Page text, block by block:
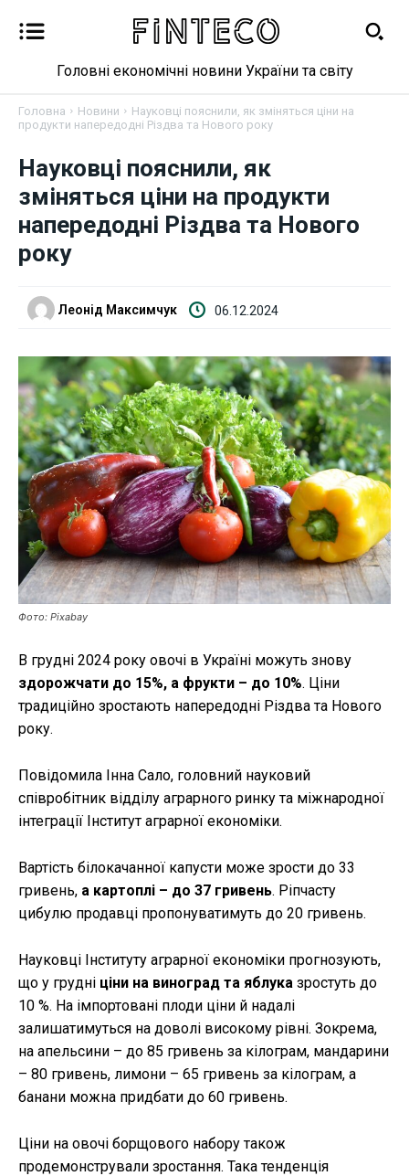
Новини
Бізнес
Фінанси
Валютний ринок
Робота і освіта
Публікації
ФОП
Курс валют
Ми в соц. мережах
Головні економічні новини України та світу
Головна Новини
Науковці пояснили, як зміняться ціни на
продукти напередодні Різдва та Нового року
Науковці пояснили, як
зміняться ціни на продукти
напередодні Різдва та Нового
року
Леонід Максимчук 06.12.2024
Фото: Pixabay
В грудні 2024 року овочі в Україні можуть знову
здорожчати до 15%, а фрукти – до 10%. Ціни
традиційно зростають напередодні Різдва та Нового
року.
Повідомила Інна Сало, головний науковий
співробітник відділу аграрного ринку та міжнародної
інтеграції Інститут аграрної економіки.
Вартість білокачанної капусти може зрости до 33
гривень, а картоплі – до 37 гривень. Ріпчасту
цибулю продавці пропонуватимуть до 20 гривень.
Науковці Інституту аграрної економіки прогнозують,
що у грудні ціни на виноград та яблука зростуть до
10 %. На імпортовані плоди ціни й надалі
залишатимуться на доволі високому рівні. Зокрема,
на апельсини – до 85 гривень за кілограм, мандарини
– 80 гривень, лимони – 65 гривень за кілограм, а
банани можна придбати до 60 гривень.
Ціни на овочі борщового набору також
продемонстрували зростання. Така тенденція